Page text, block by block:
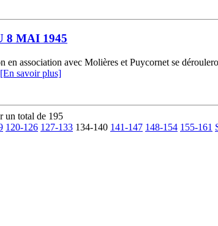
8 MAI 1945
en association avec Molières et Puycornet se
[En savoir plus]
un total de 195
120-126 127-133 134-140 141-147 148-154 155-161